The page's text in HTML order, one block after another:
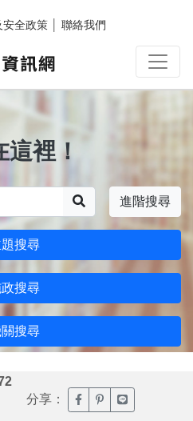
安全政策 聯絡我們
裡！
進階搜尋
搜尋
搜尋
搜尋
分享： 臉書分享(另開新視窗)
噗浪分享(另開新
Line分享(另